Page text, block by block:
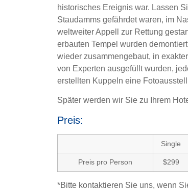
historisches Ereignis war. Lassen
Staudamms gefährdet waren, im
weltweiter Appell zur Rettung
erbauten Tempel wurden
wieder zusammengebaut, in
von Experten ausgefüllt wurden,
erstellten Kuppeln eine
Später werden wir Sie zu Ihrem
Preis:
Single
Preis pro Person $299
*Bitte kontaktieren Sie uns, wenn